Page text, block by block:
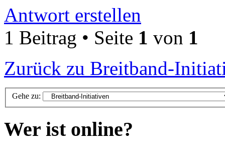
Antwort erstellen
1 Beitrag • Seite 1 von 1
Zurück zu Breitband-
Gehe zu:
Wer ist online?